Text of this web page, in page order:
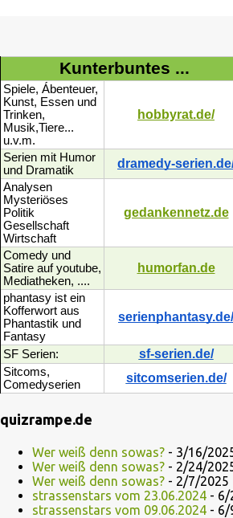
Kunterbuntes ...
Spiele, Ábenteuer,
Kunst, Essen und
Trinken,
Musik,Tiere...
u.v.m.
hobbyrat.de/
Serien mit Humor
und Dramatik
dramedy-
Analysen
Mysteriöses
Politik
Gesellschaft
Wirtschaft
gedankennetz.de
Comedy und
Satire auf youtube,
Mediatheken, ....
humorfan.de
phantasy ist ein
Kofferwort aus
Phantastik und
Fantasy
serienphantasy.de/
SF Serien: sf-serien.de/
Sitcoms,
Comedyserien
sitcomserien.de/
quizrampe.de
Wer weiß denn sowas? - 3/16/
Wer weiß denn sowas? - 2/24/
Wer weiß denn sowas? - 2/7/2025
strassenstars vom 23.06.2024 - 6/
strassenstars vom 09.06.2024 - 6/